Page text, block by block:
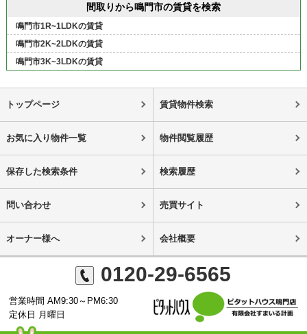
間取りから鳴門市の賃貸を検索
鳴門市1R~1LDKの賃貸
鳴門市2K~2LDKの賃貸
鳴門市3K~3LDKの賃貸
トップページ 賃貸物件検索
お気に入り物件一覧 物件閲覧履歴
保存した検索条件 検索履歴
問い合わせ 売買サイト
オーナー様へ 会社概要
0120-29-6565
営業時間 AM9:30～PM6:30
定休日 月曜日